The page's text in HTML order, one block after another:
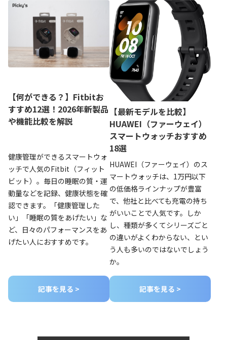
【何ができる？】Fitbitお
すすめ12選！2026年新製品
や機能比較を解説
健康管理ができるスマートウォ
ッチで人気のFitbit（フィット
ビット）。毎日の睡眠の質・運
動量などを記録、健康状態を確
認できます。「健康管理した
い」「睡眠の質をあげたい」な
ど、日々のパフォーマンスをあ
げたい人におすすめです。
記事を見る >
【最新モデルを比較】
HUAWEI（ファーウェイ）
スマートウォッチおすすめ
18選
HUAWEI（ファーウェイ）のス
マートウォッチは、1万円以下
の低価格ラインナップが豊富
で、他社と比べても充電の持ち
がいいことで人気です。しか
し、種類が多くてシリーズごと
の違いがよくわからない、とい
う人も多いのではないでしょう
か。
記事を見る >